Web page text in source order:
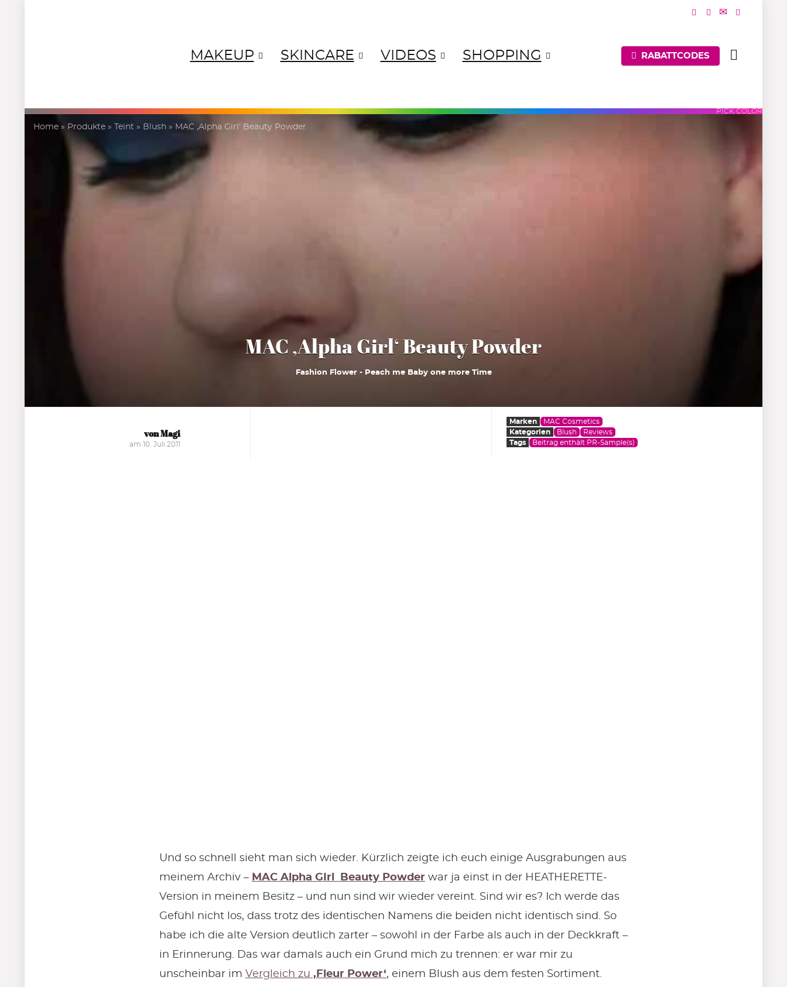
MAKEUP SKINCARE VIDEOS SHOPPING RABATTCODES
PICK COLOR
NEUTRALS
REDSORANGESYELLOWSGREENSBLUESPURPLES
PINKS
Home » Produkte » Teint » Blush » MAC ‚Alpha Girl‘ Beauty Powder
MAC ‚Alpha Girl‘ Beauty Powder
Fashion Flower - Peach me Baby one more Time
von Magi
am 10. Juli 2011
Marken
MAC Cosmetics
Kategorien
Blush
Reviews
Tags
Beitrag enthält PR-Sample(s)
Und so schnell sieht man sich wieder. Kürzlich zeigte ich euch einige Ausgrabungen aus
meinem Archiv – MAC Alpha GIrl Beauty Powder war ja einst in der HEATHERETTE-
Version in meinem Besitz – und nun sind wir wieder vereint. Sind wir es? Ich werde das
Gefühl nicht los, dass trotz des identischen Namens die beiden nicht identisch sind. So
habe ich die alte Version deutlich zarter – sowohl in der Farbe als auch in der Deckkraft –
in Erinnerung. Das war damals auch ein Grund mich zu trennen: er war mir zu
unscheinbar im Vergleich zu ‚Fleur Power‘, einem Blush aus dem festen Sortiment.